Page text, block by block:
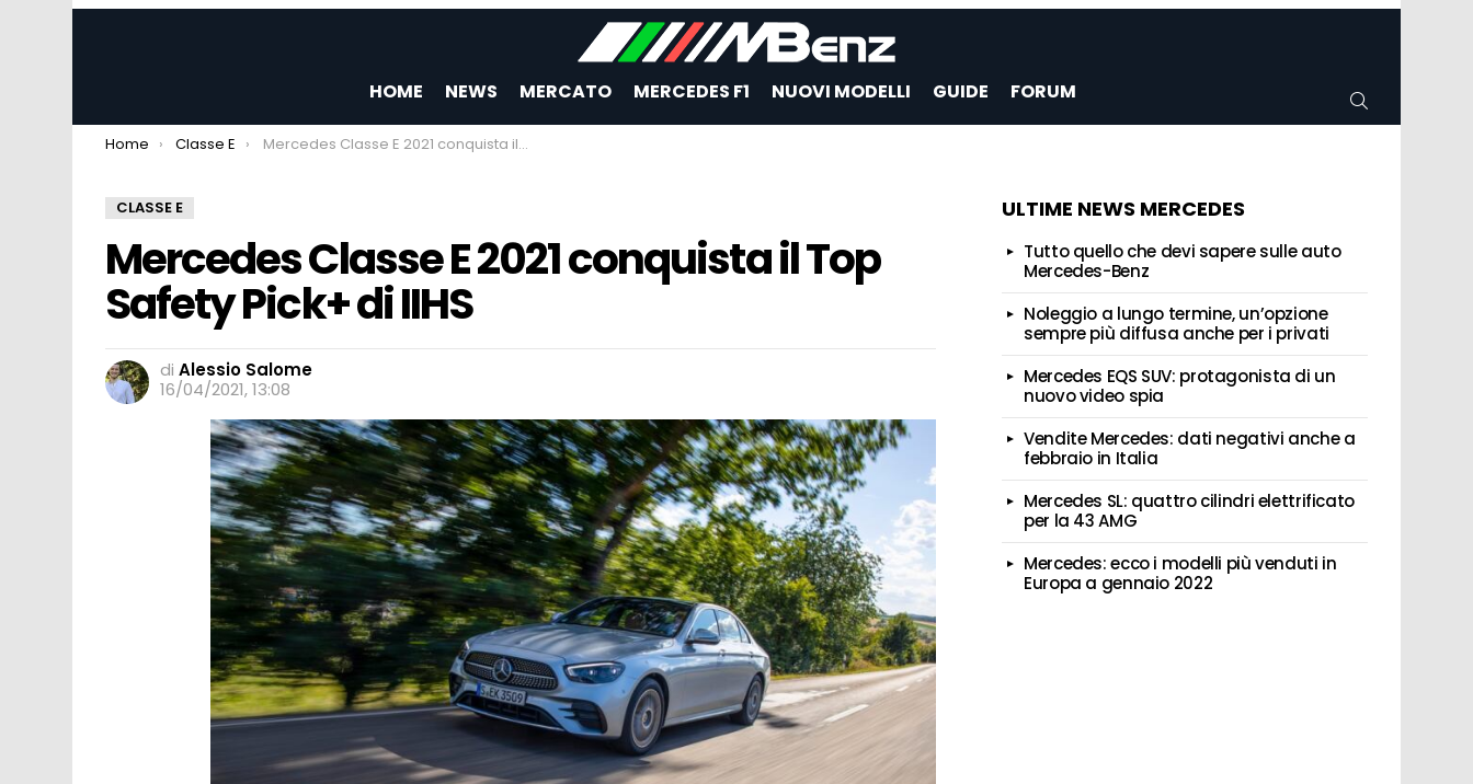
HOME NEWS MERCATO MERCEDES F1 NUOVI MODELLI GUIDE FORUM
You are here:
Home Classe E Mercedes Classe E 2021 conquista il Top Safety Pick+ di IIHS
CLASSE E
Mercedes Classe E 2021 conquista il Top
Safety Pick+ di IIHS
di Alessio Salome
16/04/2021, 13:08
ULTIME NEWS MERCEDES
Tutto quello che devi sapere sulle auto
Mercedes-Benz
Noleggio a lungo termine, un’opzione
sempre più diffusa anche per i privati
Mercedes EQS SUV: protagonista di un
nuovo video spia
Vendite Mercedes: dati negativi anche a
febbraio in Italia
Mercedes SL: quattro cilindri elettrificato
per la 43 AMG
Mercedes: ecco i modelli più venduti in
Europa a gennaio 2022